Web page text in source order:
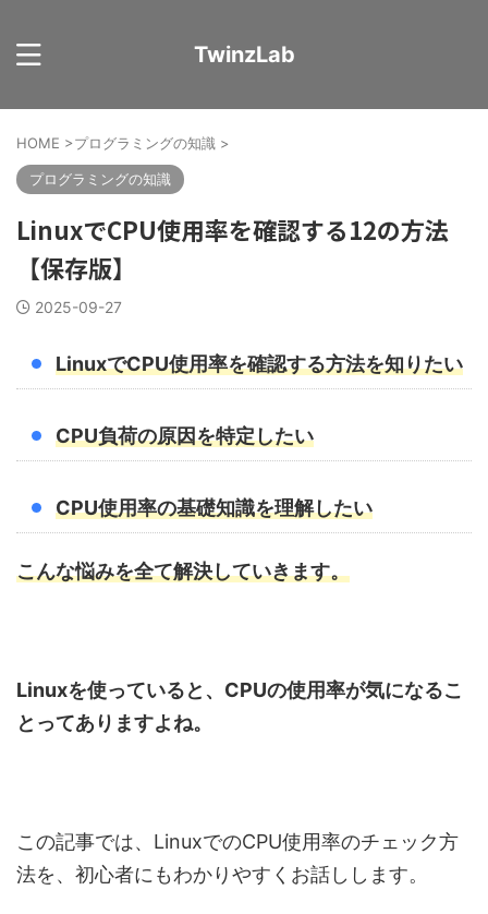
TwinzLab
HOME >プログラミングの知識 >
プログラミングの知識
LinuxでCPU使用率を確認する12の方法
【保存版】
2025-09-27
LinuxでCPU使用率を確認する方法を知りたい
CPU負荷の原因を特定したい
CPU使用率の基礎知識を理解したい
こんな悩みを全て解決していきます。
Linuxを使っていると、CPUの使用率が気になるこ
とってありますよね。
この記事では、LinuxでのCPU使用率のチェック方
法を、初心者にもわかりやすくお話しします。